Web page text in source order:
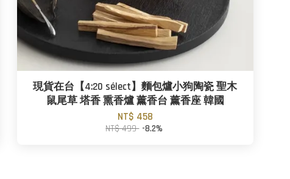
現貨在台【4:20 sélect】麵包爐小狗陶瓷 聖木
鼠尾草 塔香 熏香爐 薰香台 薰香座 韓國
NT$ 458
NT$ 499 -8.2%